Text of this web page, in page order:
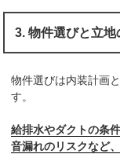
3. 物件選びと立地
物件選びは内装計画
す。
給排水やダクトの条
音漏れのリスクなど